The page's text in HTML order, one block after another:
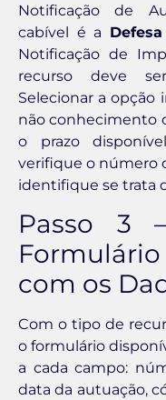
Notificação de
cabível é a
Notificação de
recurso deve
Selecionar a opção
não conhecimento
o prazo
verifique o número
identifique se trata
Passo 3
com os
Com o tipo de
o formulário
a cada campo:
data da autuação,